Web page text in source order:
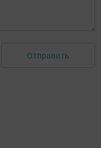
Отправить